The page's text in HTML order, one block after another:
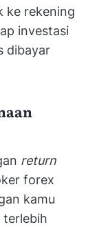
ke rekening
investasi
dibayar
return
forex
kamu
terlebih